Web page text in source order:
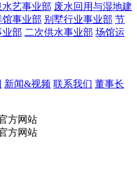
水艺事业部 废水回用与湿地建
事业部 别墅行业事业部 节
业部 二次供水事业部 场馆运
新闻&视频 联系我们 董事长